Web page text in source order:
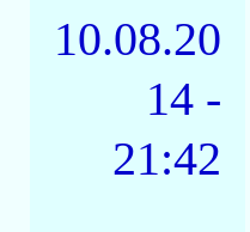
10.08.20
14 -
21:42